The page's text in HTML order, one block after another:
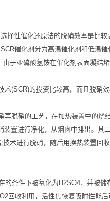
择性催化还原法的脱硝效率是比较
催化剂分为高温催化剂和低温催
于亚硫酸氢铵在催化剂表面凝结
(SCR)的投资比较高，而且脱硝
脱硝的工艺，在加热装置中的烧
置进行净化，从烟囱中排出。其
术进行脱硝，随后用换热装置回
条件下被氧化为H2SO4，并被储
回收利用，活性焦恢复吸附性能